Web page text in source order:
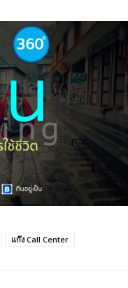
แก๊ง Call Center